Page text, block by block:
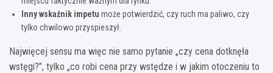
Inny wskaźnik impetu może potwierdzić, czy ruch ma paliwo, czy
tylko chwilowo przyspieszył.
Najwięcej sensu ma więc nie samo pytanie „czy cena dotknęła
wstęgi?”, tylko „co robi cena przy wstędze i w jakim otoczeniu to